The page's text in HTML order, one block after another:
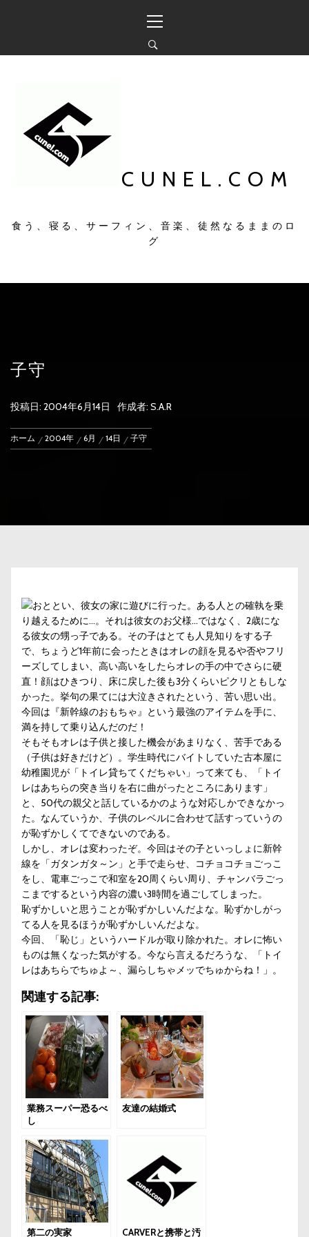
ン
イ
ン
メ
CUNEL.COM
食う、寝る、サーフィン、音楽、徒然なるままのロ
グ
子守
投稿日: 2004年6月14日 作成者: S.A.R
ホーム 2004年 6月 14日 子守
おととい、彼女の家に遊びに行った。ある人との確執を乗
り越えるために…。それは彼女のお父様…ではなく、2歳にな
る彼女の甥っ子である。その子はとても人見知りをする子
で、ちょうど1年前に会ったときはオレの顔を見るや否やフリ
ーズしてしまい、高い高いをしたらオレの手の中でさらに硬
直！顔はひきつり、床に戻した後も3分くらいピクリともしな
かった。挙句の果てには大泣きされたという、苦い思い出。
今回は『新幹線のおもちゃ』という最強のアイテムを手に、
満を持して乗り込んだのだ！
そもそもオレは子供と接した機会があまりなく、苦手である
（子供は好きだけど）。学生時代にバイトしていた古本屋に
幼稚園児が「トイレ貸ちてくだちゃい」って来ても、「トイ
レはあちらの突き当りを右に曲がったところにあります」
と、50代の親父と話しているかのような対応しかできなかっ
た。なんていうか、子供のレベルに合わせて話すっていうの
が恥ずかしくてできないのである。
しかし、オレは変わったぞ。今回はその子といっしょに新幹
線を「ガタンガタ～ン」と手で走らせ、コチョコチョごっこ
をし、電車ごっこで和室を20周くらい周り、チャンバラごっ
こまでするという内容の濃い3時間を過ごしてしまった。
恥ずかしいと思うことが恥ずかしいんだよな。恥ずかしがっ
てる人を見るほうが恥ずかしいんだよな。
今回、「恥じ」というハードルが取り除かれた。オレに怖い
ものは無くなった気がする。今なら言えるだろうな、「トイ
レはあちらでちゅよ～、漏らしちゃメッでちゅからね！」。
関連する記事:
業務スーパー恐るべ
し
友達の結婚式
第二の実家 CARVERと携帯と汚